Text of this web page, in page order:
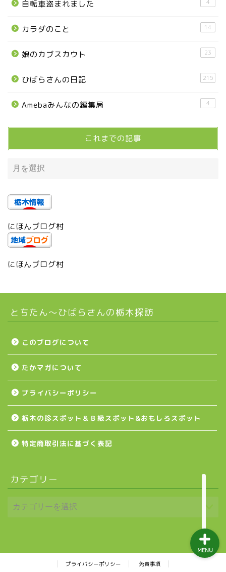
自転車盗まれました 4
カラダのこと 14
娘のカブスカウト 23
ひばらさんの日記 215
Amebaみんなの編集局 4
これまでの記事
にほんブログ村
にほんブログ村
とちたん〜ひばらさんの栃木探訪
このブログについて
たかマガについて
プライバシーポリシー
栃木の珍スポット＆Ｂ級スポット&おもしろスポット
特定商取引法に基づく表記
カテゴリー
プライバシーポリシー 免責事項
MENU
宇都宮の震災後の様子